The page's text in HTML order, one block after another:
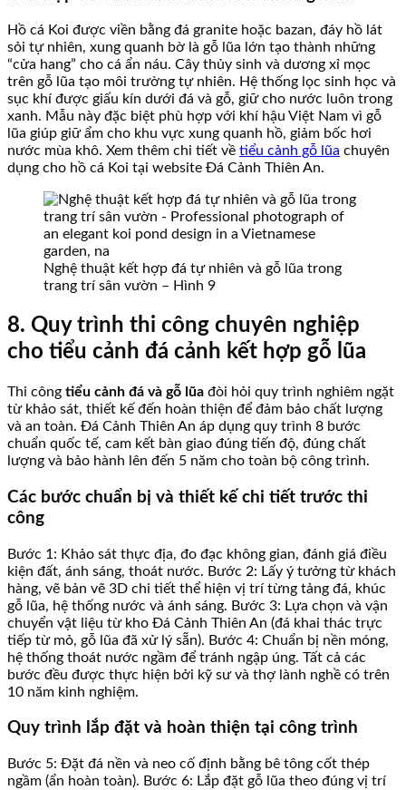
Hồ cá Koi được viền bằng đá granite hoặc bazan, đáy hồ lát
sỏi tự nhiên, xung quanh bờ là gỗ lũa lớn tạo thành những
“cửa hang” cho cá ẩn náu. Cây thủy sinh và dương xỉ mọc
trên gỗ lũa tạo môi trường tự nhiên. Hệ thống lọc sinh học và
sục khí được giấu kín dưới đá và gỗ, giữ cho nước luôn trong
xanh. Mẫu này đặc biệt phù hợp với khí hậu Việt Nam vì gỗ
lũa giúp giữ ẩm cho khu vực xung quanh hồ, giảm bốc hơi
nước mùa khô. Xem thêm chi tiết về tiểu cảnh gỗ lũa chuyên
dụng cho hồ cá Koi tại website Đá Cảnh Thiên An.
Nghệ thuật kết hợp đá tự nhiên và gỗ lũa trong
trang trí sân vườn – Hình 9
8. Quy trình thi công chuyên nghiệp
cho tiểu cảnh đá cảnh kết hợp gỗ lũa
Thi công tiểu cảnh đá và gỗ lũa đòi hỏi quy trình nghiêm ngặt
từ khảo sát, thiết kế đến hoàn thiện để đảm bảo chất lượng
và an toàn. Đá Cảnh Thiên An áp dụng quy trình 8 bước
chuẩn quốc tế, cam kết bàn giao đúng tiến độ, đúng chất
lượng và bảo hành lên đến 5 năm cho toàn bộ công trình.
Các bước chuẩn bị và thiết kế chi tiết trước thi
công
Bước 1: Khảo sát thực địa, đo đạc không gian, đánh giá điều
kiện đất, ánh sáng, thoát nước. Bước 2: Lấy ý tưởng từ khách
hàng, vẽ bản vẽ 3D chi tiết thể hiện vị trí từng tảng đá, khúc
gỗ lũa, hệ thống nước và ánh sáng. Bước 3: Lựa chọn và vận
chuyển vật liệu từ kho Đá Cảnh Thiên An (đá khai thác trực
tiếp từ mỏ, gỗ lũa đã xử lý sẵn). Bước 4: Chuẩn bị nền móng,
hệ thống thoát nước ngầm để tránh ngập úng. Tất cả các
bước đều được thực hiện bởi kỹ sư và thợ lành nghề có trên
10 năm kinh nghiệm.
Quy trình lắp đặt và hoàn thiện tại công trình
Bước 5: Đặt đá nền và neo cố định bằng bê tông cốt thép
ngầm (ẩn hoàn toàn). Bước 6: Lắp đặt gỗ lũa theo đúng vị trí